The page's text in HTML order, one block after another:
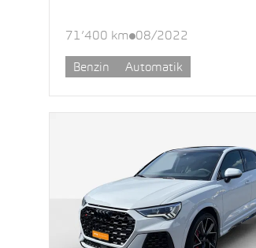
71’400 km 08/2022
Benzin Automatik